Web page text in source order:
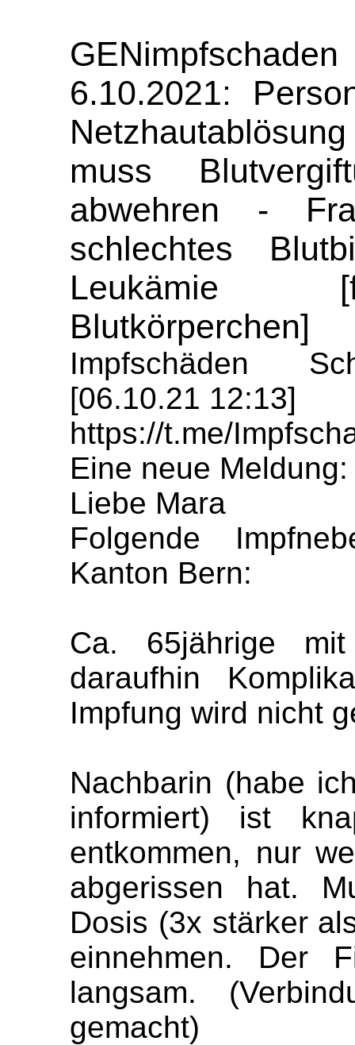
6.10.2021:
muss
abwehren -
schlechtes
Leukämie
Blutkörperchen]
Impfschäden
[06.10.21 12:13]
https://t.me/
Eine neue Meldung:
Liebe Mara
Folgende
Kanton Bern:
Ca. 65jährige mit
daraufhin
Impfung wird nicht
Nachbarin (habe
informiert) ist
entkommen, nur
abgerissen hat.
Dosis (3x stärker
einnehmen. Der
langsam.
gemacht)